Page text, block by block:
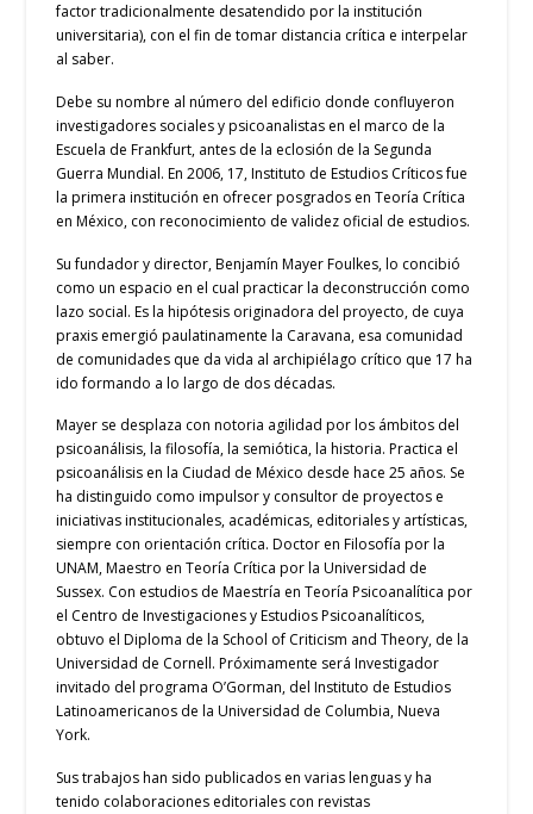
factor tradicionalmente desatendido por la institución
universitaria), con el fin de tomar distancia crítica e interpelar
al saber.
Debe su nombre al número del edificio donde confluyeron
investigadores sociales y psicoanalistas en el marco de la
Escuela de Frankfurt, antes de la eclosión de la Segunda
Guerra Mundial. En 2006, 17, Instituto de Estudios Críticos fue
la primera institución en ofrecer posgrados en Teoría Crítica
en México, con reconocimiento de validez oficial de estudios.
Su fundador y director, Benjamín Mayer Foulkes, lo concibió
como un espacio en el cual practicar la deconstrucción como
lazo social. Es la hipótesis originadora del proyecto, de cuya
praxis emergió paulatinamente la Caravana, esa comunidad
de comunidades que da vida al archipiélago crítico que 17 ha
ido formando a lo largo de dos décadas.
Mayer se desplaza con notoria agilidad por los ámbitos del
psicoanálisis, la filosofía, la semiótica, la historia. Practica el
psicoanálisis en la Ciudad de México desde hace 25 años. Se
ha distinguido como impulsor y consultor de proyectos e
iniciativas institucionales, académicas, editoriales y artísticas,
siempre con orientación crítica. Doctor en Filosofía por la
UNAM, Maestro en Teoría Crítica por la Universidad de
Sussex. Con estudios de Maestría en Teoría Psicoanalítica por
el Centro de Investigaciones y Estudios Psicoanalíticos,
obtuvo el Diploma de la School of Criticism and Theory, de la
Universidad de Cornell. Próximamente será Investigador
invitado del programa O’Gorman, del Instituto de Estudios
Latinoamericanos de la Universidad de Columbia, Nueva
York.
Sus trabajos han sido publicados en varias lenguas y ha
tenido colaboraciones editoriales con revistas